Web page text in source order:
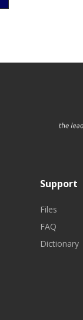
Support
Files
FAQ
Dictionary